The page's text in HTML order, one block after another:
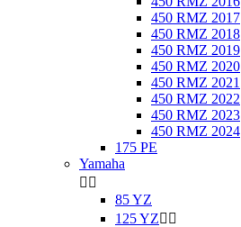
450 RMZ 2017
450 RMZ 2018
450 RMZ 2019
450 RMZ 2020
450 RMZ 2021
450 RMZ 2022
450 RMZ 2023
450 RMZ 2024
175 PE
Yamaha
 
85 YZ
125 YZ 